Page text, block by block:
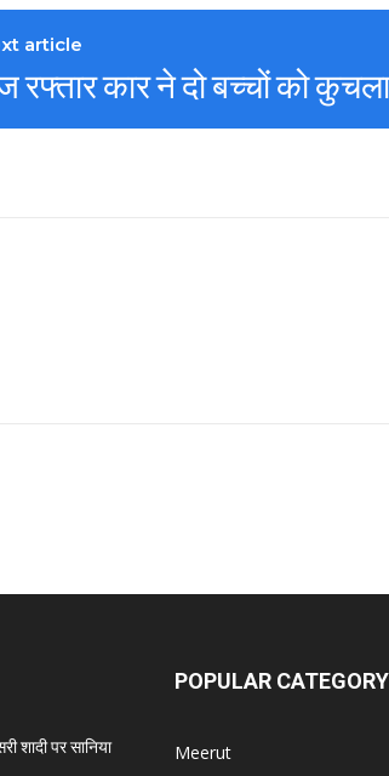
article
रफ्तार कार ने दो बच्चों को
शादी पर सानिया
POPULAR CATEGORY
Meerut